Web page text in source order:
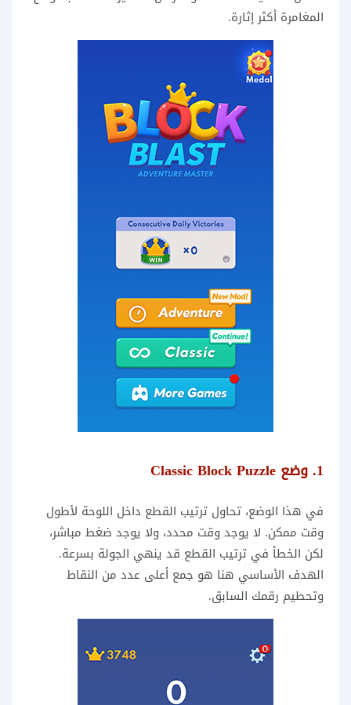
المغامرة أكثر إثارة.
1. وضع Classic Block Puzzle
في هذا الوضع، تحاول ترتيب القطع داخل اللوحة لأطول
وقت ممكن. لا يوجد وقت محدد، ولا يوجد ضغط مباشر،
لكن الخطأ في ترتيب القطع قد ينهي الجولة بسرعة.
الهدف الأساسي هنا هو جمع أعلى عدد من النقاط
وتحطيم رقمك السابق.